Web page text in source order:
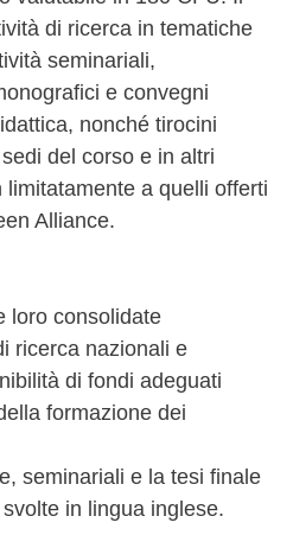
di ricerca in tematiche
seminariali,
e convegni
nonché tirocini
del corso e in altri
limitatamente a quelli offerti
Alliance.
loro consolidate
ricerca nazionali e
di fondi adeguati
formazione dei
seminariali e la tesi finale
in lingua inglese.